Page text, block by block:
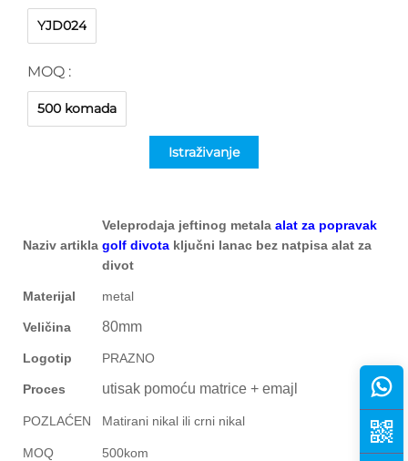
YJD024
MOQ :
500 komada
Istraživanje
Naziv artikla
Veleprodaja jeftinog metala alat za popravak
golf divota ključni lanac bez natpisa alat za
divot
Materijal metal
Veličina 80mm
Logotip PRAZNO
Proces utisak pomoću matrice + emajl
POZLAĆEN Matirani nikal ili crni nikal
MOQ 500kom